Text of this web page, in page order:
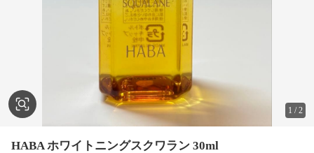
1 /2
HABA ホワイトニングスクワラン 30ml